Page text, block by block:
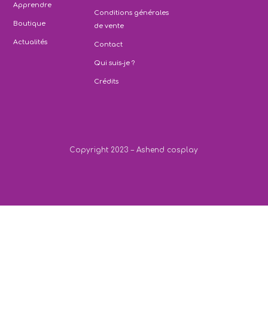
Apprendre
Boutique
Actualités
Conditions générales
de vente
Contact
Qui suis-je ?
Crédits
Copyright 2023 – Ashend cosplay